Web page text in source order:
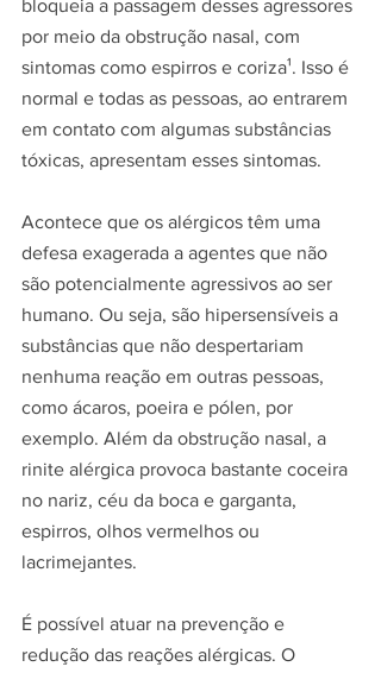
bloqueia a passagem desses agressores
por meio da obstrução nasal, com
sintomas como espirros e coriza¹. Isso é
normal e todas as pessoas, ao entrarem
em contato com algumas substâncias
tóxicas, apresentam esses sintomas.
Acontece que os alérgicos têm uma
defesa exagerada a agentes que não
são potencialmente agressivos ao ser
humano. Ou seja, são hipersensíveis a
substâncias que não despertariam
nenhuma reação em outras pessoas,
como ácaros, poeira e pólen, por
exemplo. Além da obstrução nasal, a
rinite alérgica provoca bastante coceira
no nariz, céu da boca e garganta,
espirros, olhos vermelhos ou
lacrimejantes.
É possível atuar na prevenção e
redução das reações alérgicas. O